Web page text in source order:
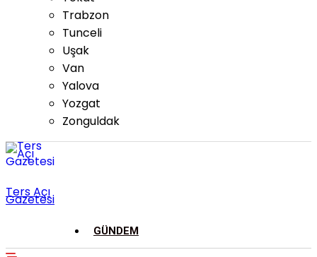
Trabzon
Tunceli
Uşak
Van
Yalova
Yozgat
Zonguldak
Ters Açı
Gazetesi
GÜNDEM